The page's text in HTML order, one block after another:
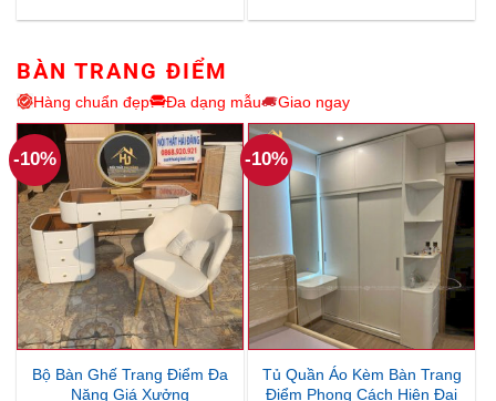
là:
tại
là:
tại
BÀN TRANG ĐIỂM
Hàng chuẩn đẹp Đa dạng mẫu Giao ngay
-10%
Bộ Bàn Ghế Trang Điểm Đa
Năng Giá Xưởng
-10%
Tủ Quần Áo Kèm Bàn Trang
Điểm Phong Cách Hiện Đại